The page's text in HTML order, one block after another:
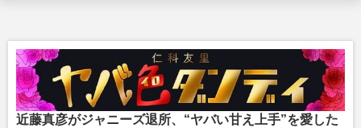
近藤真彦がジャニーズ退所、“ヤバい甘え上手”を愛した